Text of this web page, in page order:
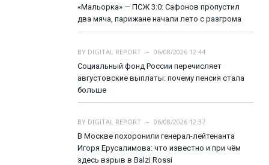
«Мальорка» — ПСЖ 3:0: Сафонов пропустил
два мяча, парижане начали лето с разгрома
BY DIGITAL REPORT
06/08/2026 12:44
Социальный фонд России перечисляет
августовские выплаты: почему пенсия стала
больше
BY DIGITAL REPORT
06/08/2026 12:37
В Москве похоронили генерал-лейтенанта
Игоря Ерусалимова: что известно и при чём
здесь взрыв в Balzi Rossi